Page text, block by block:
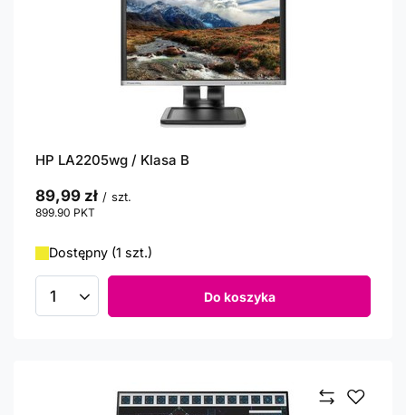
HP LA2205wg / Klasa B
89,99 zł / szt.
899.90 PKT
Dostępny (1 szt.)
Ilość produktów Do koszyka